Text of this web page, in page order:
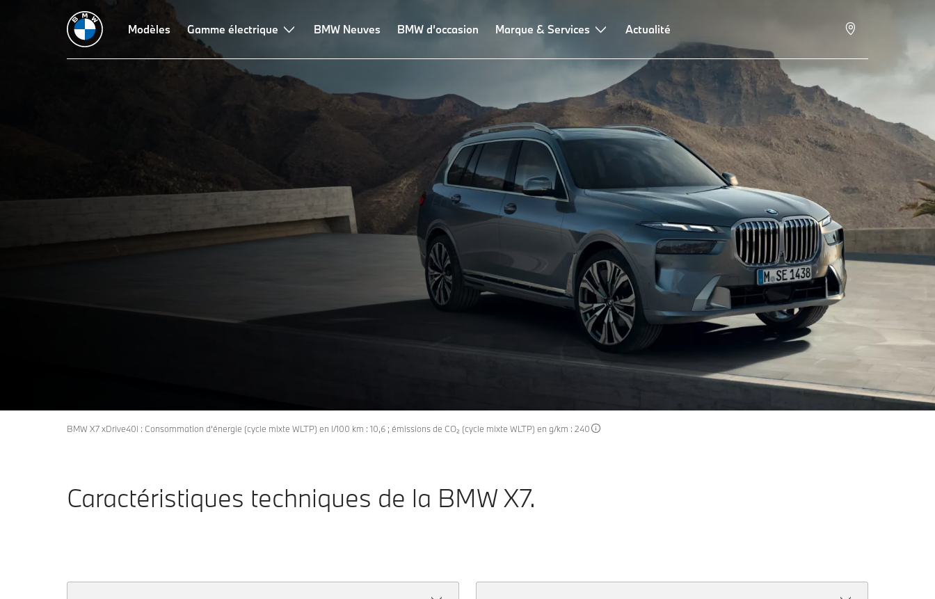
Modèles Gamme électrique BMW Neuves BMW d’occasion Marque & Services Actualité
THE X7
techniques.
BMW X7 xDrive40i : Consommation d’énergie (cycle mixte WLTP) en l/100 km : 10,6 ; émissions de CO₂ (cycle mixte WLTP) en g/km : 240
Caractéristiques techniques de la BMW X7.